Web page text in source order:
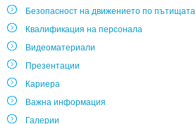
Безопасност на движението по пътищата
Квалификация на персонала
Видеоматериали
Презентации
Кариера
Важна информация
Галерии